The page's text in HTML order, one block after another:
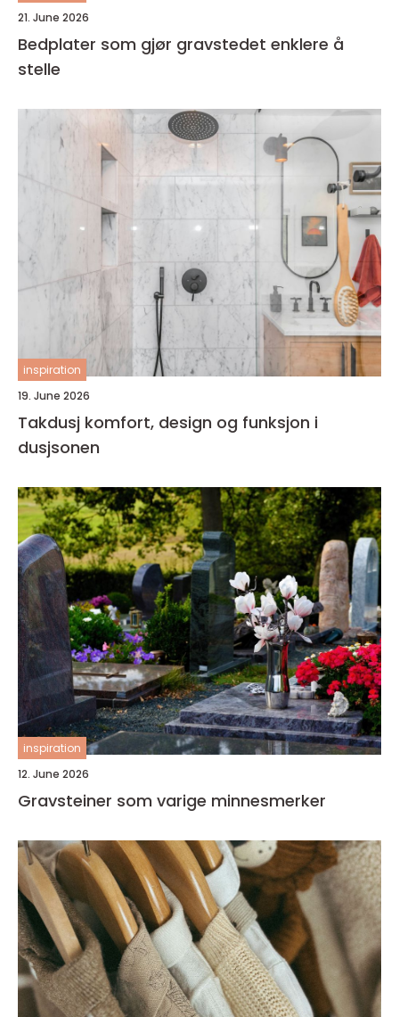
21. June 2026
Bedplater som gjør gravstedet enklere å
stelle
inspiration
19. June 2026
Takdusj komfort, design og funksjon i
dusjsonen
inspiration
12. June 2026
Gravsteiner som varige minnesmerker